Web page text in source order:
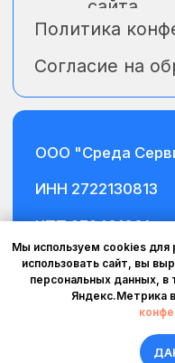
Мы используем cookies для
использовать сайт, вы
персональных данных, в
Яндекс.Метрика